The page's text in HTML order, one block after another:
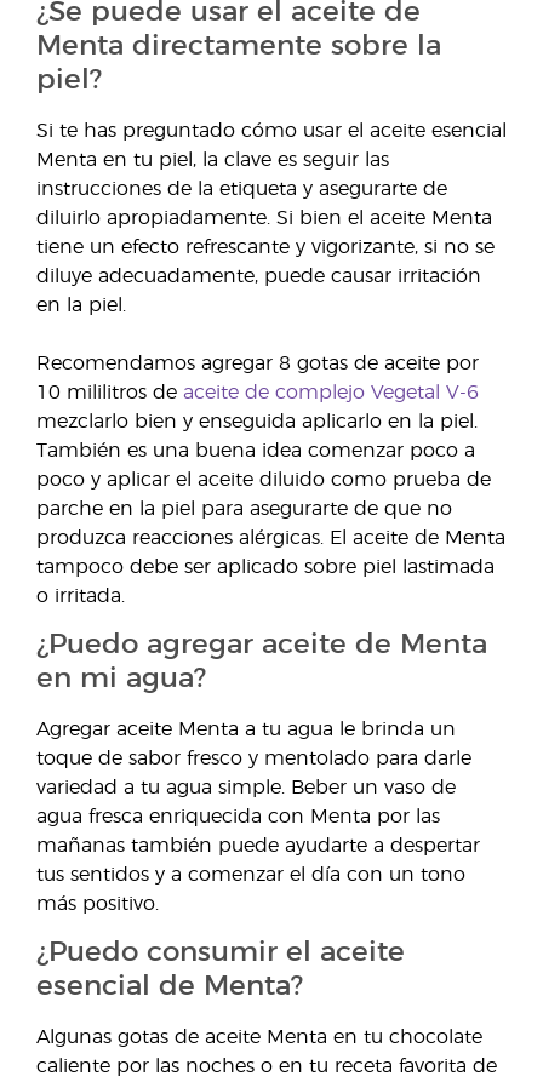
¿Se puede usar el aceite de
Menta directamente sobre la
piel?
Si te has preguntado cómo usar el aceite esencial
Menta en tu piel, la clave es seguir las
instrucciones de la etiqueta y asegurarte de
diluirlo apropiadamente. Si bien el aceite Menta
tiene un efecto refrescante y vigorizante, si no se
diluye adecuadamente, puede causar irritación
en la piel.
Recomendamos agregar 8 gotas de aceite por
10 mililitros de aceite de complejo Vegetal V-6
mezclarlo bien y enseguida aplicarlo en la piel.
También es una buena idea comenzar poco a
poco y aplicar el aceite diluido como prueba de
parche en la piel para asegurarte de que no
produzca reacciones alérgicas. El aceite de Menta
tampoco debe ser aplicado sobre piel lastimada
o irritada.
¿Puedo agregar aceite de Menta
en mi agua?
Agregar aceite Menta a tu agua le brinda un
toque de sabor fresco y mentolado para darle
variedad a tu agua simple. Beber un vaso de
agua fresca enriquecida con Menta por las
mañanas también puede ayudarte a despertar
tus sentidos y a comenzar el día con un tono
más positivo.
¿Puedo consumir el aceite
esencial de Menta?
Algunas gotas de aceite Menta en tu chocolate
caliente por las noches o en tu receta favorita de